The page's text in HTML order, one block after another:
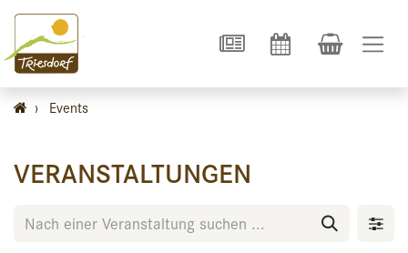
› Events
VERANSTALTUNGEN